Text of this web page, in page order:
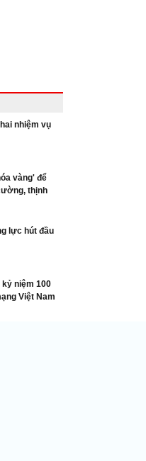
nhiệm vụ
vàng' để
thịnh
lực hút đầu
niệm 100
Việt Nam